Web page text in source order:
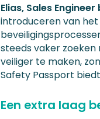
Elias, Sales
introduceren van het
steeds vaker
veiliger te maken,
Safety Passport
Een extra laag